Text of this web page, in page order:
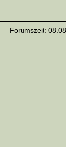
Forumszeit: